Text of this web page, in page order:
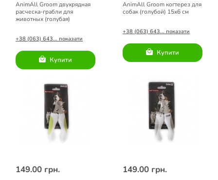
AnimAll Groom двухрядная
расческа-грабли для
животных (голубая)
+38 (063) 643... показати
Купити
AnimAll Groom когтерез для
собак (голубой) 15x6 см
+38 (063) 643... показати
Купити
149.00 грн. 149.00 грн.